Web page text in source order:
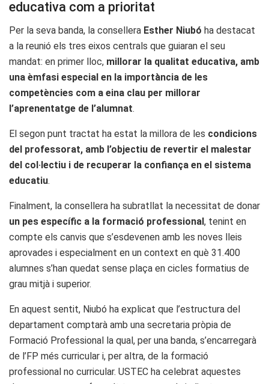
educativa com a prioritat
Per la seva banda, la consellera Esther Niubó ha destacat
a la reunió els tres eixos centrals que guiaran el seu
mandat: en primer lloc, millorar la qualitat educativa, amb
una èmfasi especial en la importància de les
competències com a eina clau per millorar
l’aprenentatge de l’alumnat.
El segon punt tractat ha estat la millora de les condicions
del professorat, amb l’objectiu de revertir el malestar
del col·lectiu i de recuperar la confiança en el sistema
educatiu.
Finalment, la consellera ha subratllat la necessitat de donar
un pes específic a la formació professional , tenint en
compte els canvis que s’esdevenen amb les noves lleis
aprovades i especialment en un context en què 31.400
alumnes s’han quedat sense plaça en cicles formatius de
grau mitjà i superior.
En aquest sentit, Niubó ha explicat que l’estructura del
departament comptarà amb una secretaria pròpia de
Formació Professional la qual, per una banda, s’encarregarà
de l’FP més curricular i, per altra, de la formació
professional no curricular. USTEC ha celebrat aquestes